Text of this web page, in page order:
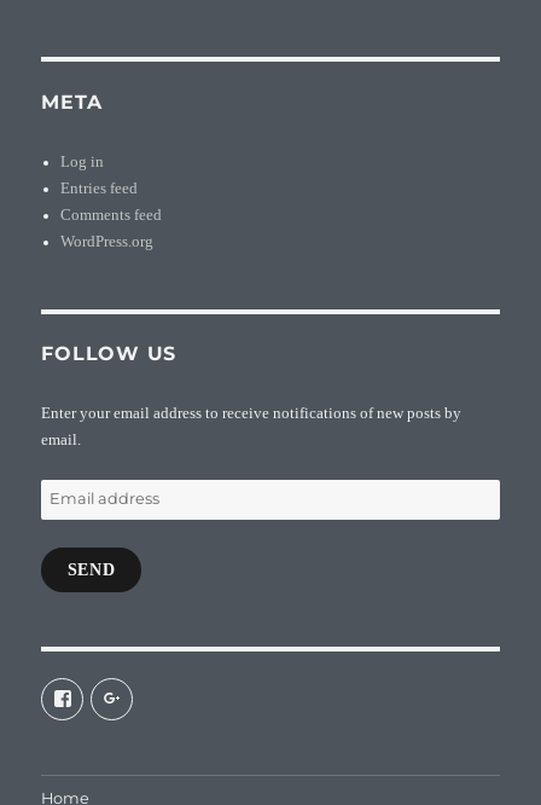
META
Log in
Entries feed
Comments feed
WordPress.org
FOLLOW US
Enter your email address to receive notifications of new posts by
email.
Email
address
SEND
View
galaxiepasteur’s
profile
View
112462204827863790232’s
Home